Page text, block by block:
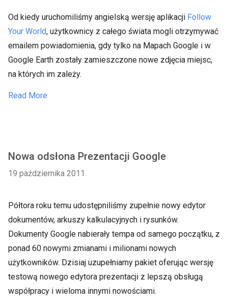
Od kiedy uruchomiliśmy angielską wersję aplikacji Follow
Your World, użytkownicy z całego świata mogli otrzymywać
emailem powiadomienia, gdy tylko na Mapach Google i w
Google Earth zostały zamieszczone nowe zdjęcia miejsc,
na których im zależy.
Read More
Nowa odsłona Prezentacji Google
19 października 2011
Półtora roku temu udostępniliśmy zupełnie nowy edytor
dokumentów, arkuszy kalkulacyjnych i rysunków.
Dokumenty Google nabierały tempa od samego początku, z
ponad 60 nowymi zmianami i milionami nowych
użytkowników. Dzisiaj uzupełniamy pakiet oferując wersję
testową nowego edytora prezentacji z lepszą obsługą
współpracy i wieloma innymi nowościami.